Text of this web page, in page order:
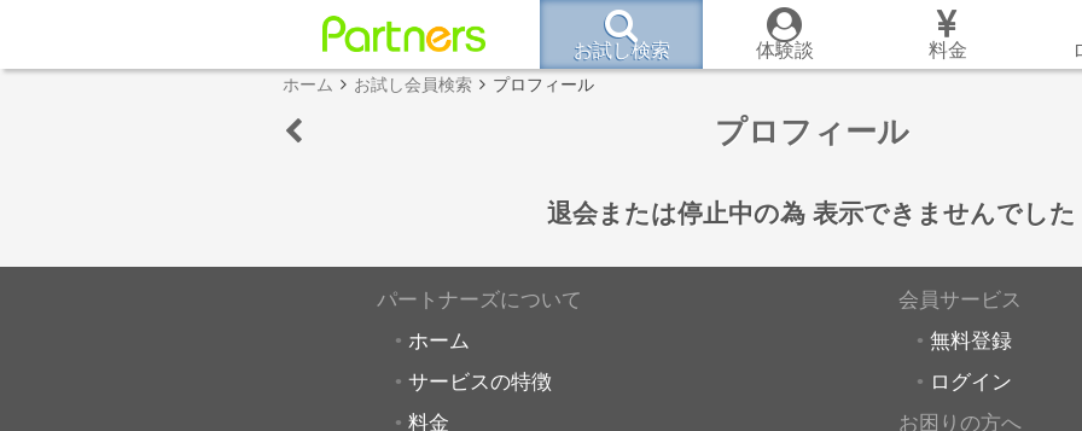
お試し検索 体験談 料金
ホーム お試し会員検索 プロフィール
プロフィール
退会または停止中の為 表示できませんでした
パートナーズについて
ホーム
サービスの特徴
料金
会員サービス
無料登録
ログイン
お困りの方へ